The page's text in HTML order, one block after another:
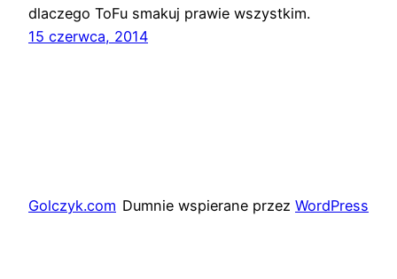
dlaczego ToFu smakuj prawie wszystkim.
15 czerwca, 2014
Golczyk.com Dumnie wspierane przez WordPress